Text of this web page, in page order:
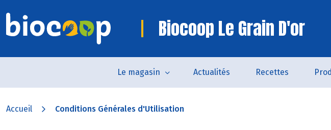
Biocoop Le Grain D'or
Le magasin Actualités Recettes
Accueil Conditions Générales d'Utilisation